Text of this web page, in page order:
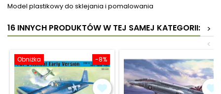
Model plastikowy do sklejania i pomalowania
16 INNYCH PRODUKTÓW W TEJ SAMEJ KATEGORII:
>
<
-8%
Obniżka